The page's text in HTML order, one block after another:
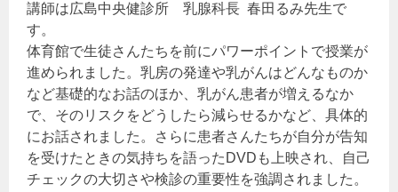
講師は広島中央健診所 乳腺科長 春田るみ先生で
す。
体育館で生徒さんたちを前にパワーポイントで授業が
進められました。乳房の発達や乳がんはどんなものか
など基礎的なお話のほか、乳がん患者が増えるなか
で、そのリスクをどうしたら減らせるかなど、具体的
にお話されました。さらに患者さんたちが自分が告知
を受けたときの気持ちを語ったDVDも上映され、自己
チェックの大切さや検診の重要性を強調されました。